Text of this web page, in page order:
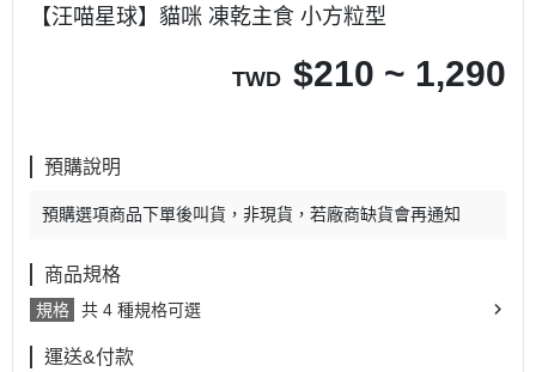
【汪喵星球】貓咪 凍乾主食 小方粒型
TWD $210 ~ 1,290
預購說明
預購選項商品下單後叫貨，非現貨，若廠商缺貨會再通知
商品規格
規格 共 4 種規格可選
運送&付款